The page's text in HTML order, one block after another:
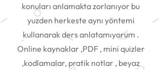
konuları anlamakta zorlanıyor bu
yuzden herkeste aynı yöntemi
kullanarak ders anlatamıyorum .
Online kaynaklar ,PDF , mini quizler
,kodlamalar, pratik notlar , beyaz